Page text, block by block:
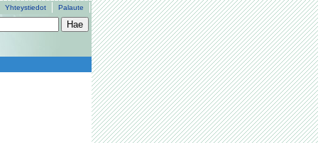
Yhteystiedot Palaute